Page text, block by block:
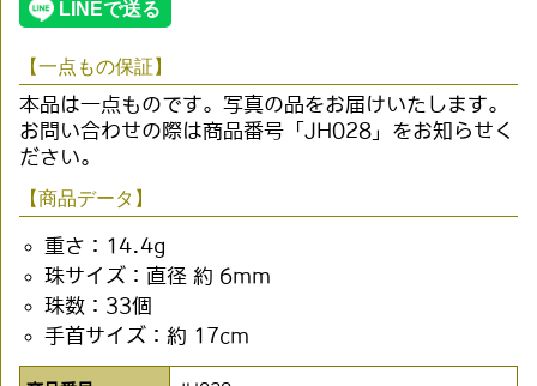
【一点もの保証】
本品は一点ものです。写真の品をお届けいたします。
お問い合わせの際は商品番号「JH028」をお知らせく
ださい。
【商品データ】
重さ：14.4g
珠サイズ：直径 約 6mm
珠数：33個
手首サイズ：約 17cm